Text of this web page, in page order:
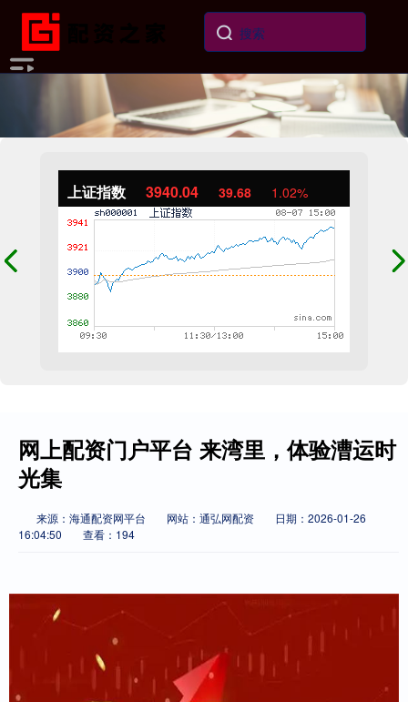
上证指数 3940.04 39.68 1.02%
网上配资门户平台 来湾里，体验漕运时
光集
来源：海通配资网平台 网站：通弘网配资
日期：2026-01-26
16:04:50
查看：194